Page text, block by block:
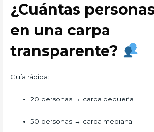
¿Cuántas
en una carpa
transparente?
Guía rápida:
20 personas → carpa pequeña
50 personas → carpa mediana